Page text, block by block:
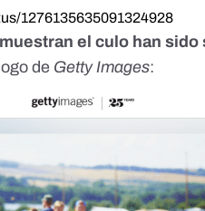
1276135635091324928
el culo han
de Getty Images: